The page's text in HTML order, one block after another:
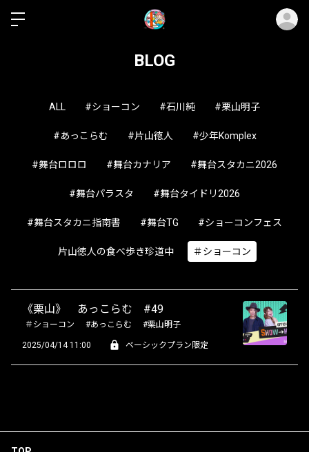
BLOG
ALL #ショーコン #石川純 #栗山明子
#あっこらむ #片山徳人 #少年Komplex
#舞台ロロロ #舞台カナリア #舞台スタカニ2026
#舞台パラスタ #舞台タイドリ2026
#舞台スタカニ指南書 #舞台TG #ショーコンフェス
片山徳人の食べ歩き珍道中 ＃ショーコン
《栗山》 あっこらむ #49
＃ショーコン #あっこらむ #栗山明子
2025/04/14 11:00 ベーシックプラン限定